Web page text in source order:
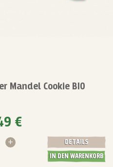
Mandel Cookie BIO
€
DETAILS
+
IN DEN WARENKORB